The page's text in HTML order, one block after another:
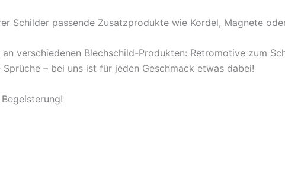
Schilder passende Zusatzprodukte wie Kordel, Magnete
verschiedenen Blechschild-Produkten: Retromotive zum
– bei uns ist für jeden Geschmack etwas dabei!